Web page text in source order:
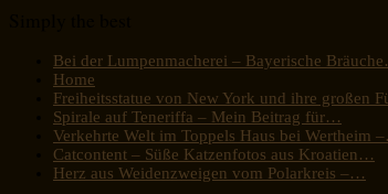
Bei der Lumpenmacherei – Bayerische
Home
Freiheitsstatue von New York und ihre großen
Spirale auf Teneriffa – Mein Beitrag für…
Verkehrte Welt im Toppels Haus bei Wertheim
Catcontent – Süße Katzenfotos aus Kroatien…
Herz aus Weidenzweigen vom Polarkreis –…